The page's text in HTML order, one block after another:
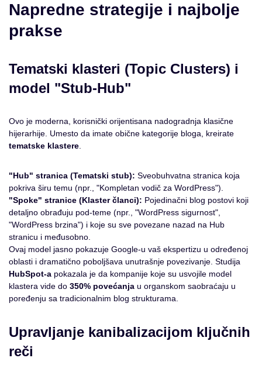
Napredne strategije i najbolje
prakse
Tematski klasteri (Topic Clusters) i
model "Stub-Hub"
Ovo je moderna, korisnički orijentisana nadogradnja klasične
hijerarhije. Umesto da imate obične kategorije bloga, kreirate
tematske klastere
"Hub" stranica (Tematski stub): Sveobuhvatna stranica koja
pokriva širu temu (npr., "Kompletan vodič za WordPress").
"Spoke" stranice (Klaster članci): Pojedinačni blog postovi koji
detaljno obrađuju pod-teme (npr., "WordPress sigurnost",
"WordPress brzina") i koje su sve povezane nazad na Hub
stranicu i međusobno.
Ovaj model jasno pokazuje Google-u vaš ekspertizu u određenoj
oblasti i dramatično poboljšava unutrašnje povezivanje. Studija
HubSpot-a pokazala je da kompanije koje su usvojile model
klastera vide do 350% povećanja u organskom saobraćaju u
poređenju sa tradicionalnim blog strukturama.
Upravljanje kanibalizacijom ključnih
reči